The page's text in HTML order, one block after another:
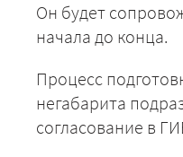
Он будет
начала до конца.
Процесс
негабарита
согласование в